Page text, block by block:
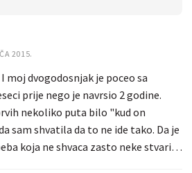
2015.
dvogodosnjak je poceo sa
prije nego je navrsio 2 godine.
nekoliko puta bilo "kud on
sam shvatila da to ne ide tako. Da je
koja ne shvaca zasto neke stvari